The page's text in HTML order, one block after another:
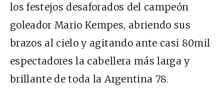
los festejos desaforados del campeón
goleador Mario Kempes, abriendo sus
brazos al cielo y agitando ante casi 80mil
espectadores la cabellera más larga y
brillante de toda la Argentina 78.